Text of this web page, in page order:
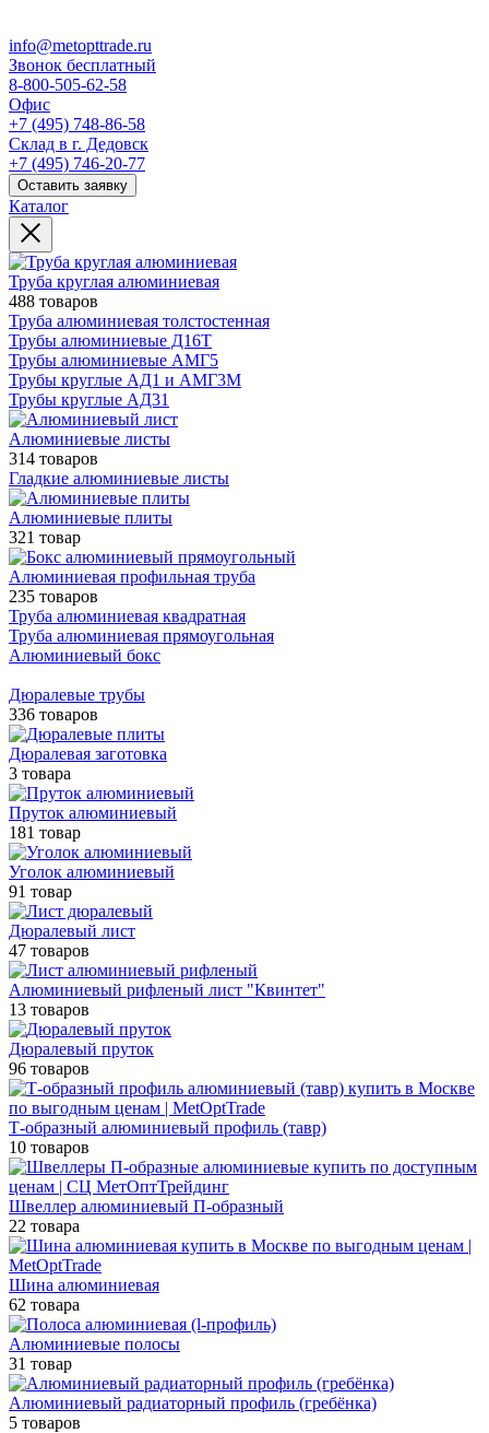
info@metopttrade.ru
Звонок бесплатный
8-800-505-62-58
Офис
+7 (495) 748-86-58
Склад в г. Дедовск
+7 (495) 746-20-77
Оставить заявку
Каталог
Труба круглая алюминиевая
488 товаров
Труба алюминиевая толстостенная
Трубы алюминиевые Д16Т
Трубы алюминиевые АМГ5
Трубы круглые АД1 и АМГ3М
Трубы круглые АД31
Алюминиевые листы
314 товаров
Гладкие алюминиевые листы
Алюминиевые плиты
321 товар
Алюминиевая профильная труба
235 товаров
Труба алюминиевая квадратная
Труба алюминиевая прямоугольная
Алюминиевый бокс
Дюралевые трубы
336 товаров
Дюралевая заготовка
3 товара
Пруток алюминиевый
181 товар
Уголок алюминиевый
91 товар
Дюралевый лист
47 товаров
Алюминиевый рифленый лист "Квинтет"
13 товаров
Дюралевый пруток
96 товаров
Т-образный алюминиевый профиль (тавр)
10 товаров
Швеллер алюминиевый П-образный
22 товара
Шина алюминиевая
62 товара
Алюминиевые полосы
31 товар
Алюминиевый радиаторный профиль (гребёнка)
5 товаров